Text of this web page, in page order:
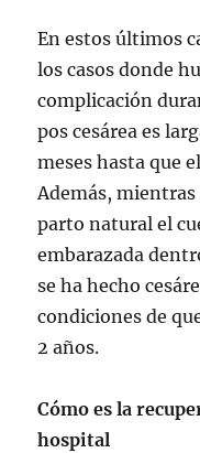
En estos últimos
los casos donde
complicación
pos cesárea es
meses hasta que
Además,
parto natural el
embarazada
se ha hecho
condiciones de
2 años.
Cómo es la
hospital